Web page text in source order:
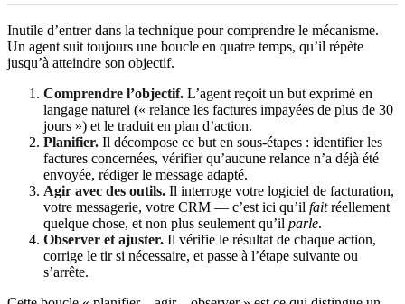
Inutile d’entrer dans la technique pour comprendre le mécanisme.
Un agent suit toujours une boucle en quatre temps, qu’il répète
jusqu’à atteindre son objectif.
Comprendre l’objectif. L’agent reçoit un but exprimé en
langage naturel (« relance les factures impayées de plus de 30
jours ») et le traduit en plan d’action.
Planifier. Il décompose ce but en sous-étapes : identifier les
factures concernées, vérifier qu’aucune relance n’a déjà été
envoyée, rédiger le message adapté.
Agir avec des outils. Il interroge votre logiciel de facturation,
votre messagerie, votre CRM — c’est ici qu’il faitréellement
quelque chose, et non plus seulement qu’il parle.
Observer et ajuster. Il vérifie le résultat de chaque action,
corrige le tir si nécessaire, et passe à l’étape suivante ou
s’arrête.